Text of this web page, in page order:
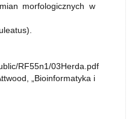
morfologicznych w
RF55n1/03Herda.pdf
„Bioinformatyka i